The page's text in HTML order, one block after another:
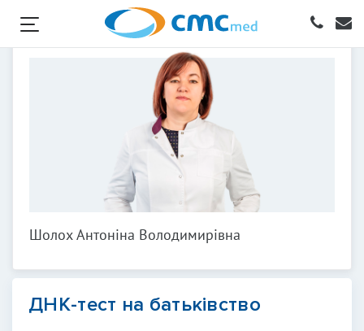
Шолох Антоніна Володимирівна
ДНК-тест на батьківство